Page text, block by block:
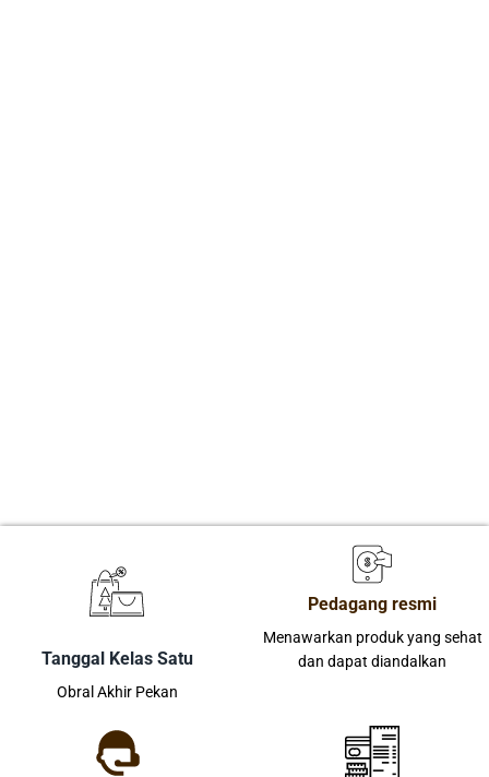
Tanggal Kelas Satu
Obral Akhir Pekan
Pedagang resmi
Menawarkan produk yang sehat
dan dapat diandalkan